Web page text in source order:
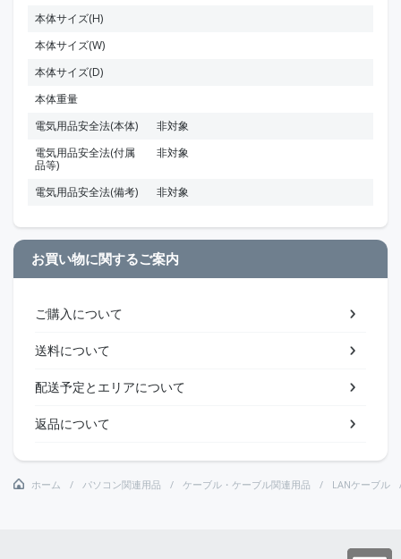
本体サイズ(H)
本体サイズ(W)
本体サイズ(D)
本体重量
電気用品安全法(本体)
非対象
電気用品安全法(付属
品等)
非対象
電気用品安全法(備考) 非対象
お買い物に関するご案内
ご購入について
送料について
配送予定とエリアについて
返品について
ホーム パソコン関連用品 ケーブル・ケーブル関連用品 LANケーブル